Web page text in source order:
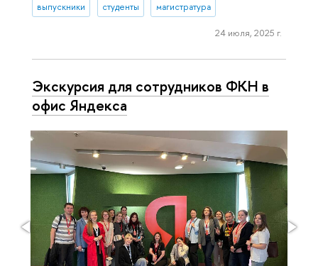
выпускники студенты магистратура
24 июля, 2025 г.
Экскурсия для сотрудников ФКН в
офис Яндекса